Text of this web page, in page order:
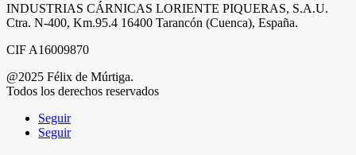
INDUSTRIAS CÁRNICAS LORIENTE PIQUERAS, S.A.U.
Ctra. N-400, Km.95.4 16400 Tarancón (Cuenca), España.
CIF A16009870
@2025 Félix de Múrtiga.
Todos los derechos reservados
Seguir
Seguir